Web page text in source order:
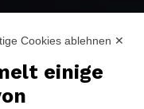
Cookies ablehnen ✕
einige